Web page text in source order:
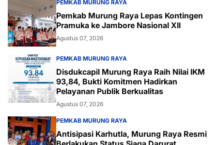
PEMKAB MURUNG RAYA
Pemkab Murung Raya Lepas Kontingen
Pramuka ke Jambore Nasional XII
Agustus 07, 2026
PEMKAB MURUNG RAYA
Disdukcapil Murung Raya Raih Nilai IKM
93,84, Bukti Komitmen Hadirkan
Pelayanan Publik Berkualitas
Agustus 07, 2026
PEMKAB MURUNG RAYA
Antisipasi Karhutla, Murung Raya Resmi